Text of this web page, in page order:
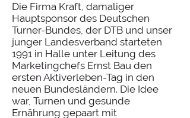
Die Firma Kraft, damaliger
Hauptsponsor des Deutschen
Turner-Bundes, der DTB und unser
junger Landesverband starteten
1991 in Halle unter Leitung des
Marketingchefs Ernst Bau den
ersten Aktiverleben-Tag in den
neuen Bundesländern. Die Idee
war, Turnen und gesunde
Ernährung gepaart mit